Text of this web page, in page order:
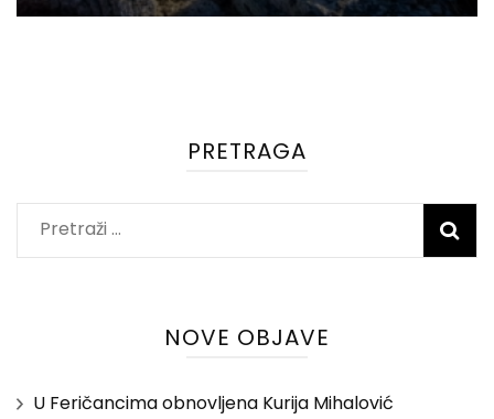
PRETRAGA
Pretraži:
NOVE OBJAVE
U Feričancima obnovljena Kurija Mihalović